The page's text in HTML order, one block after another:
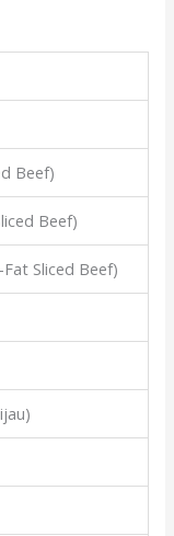
Beef)
Beef)
Sliced Beef)